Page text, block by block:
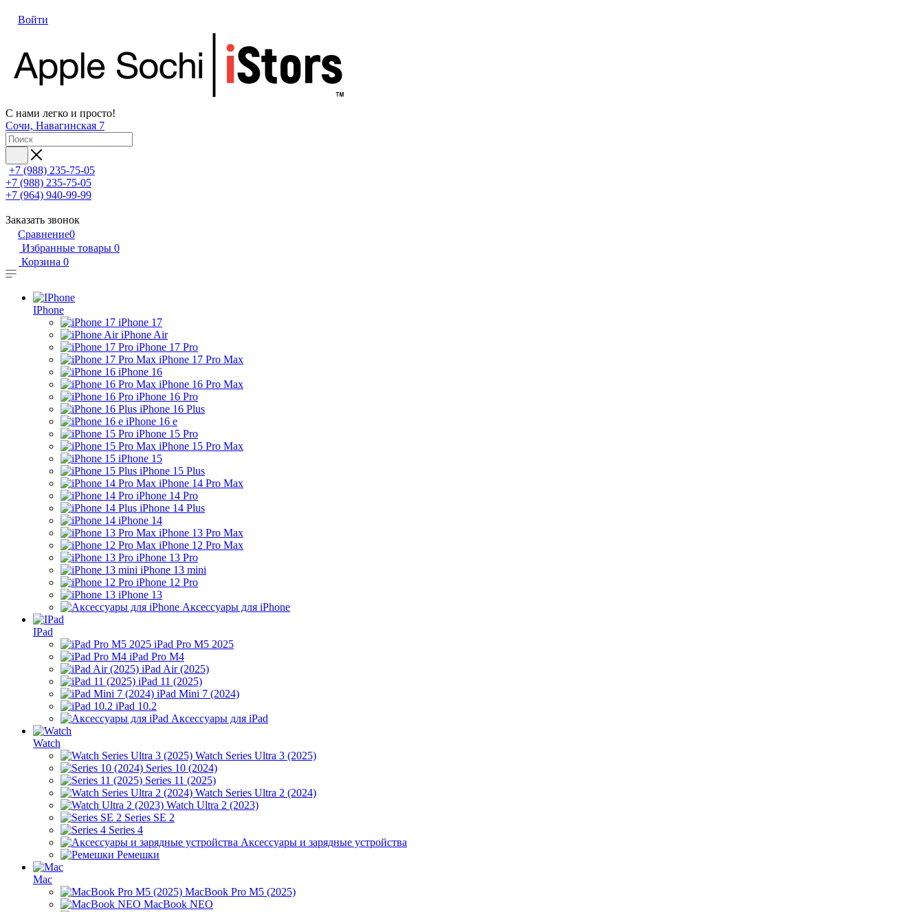
Войти
С нами легко и просто!
Сочи, Навагинская 7
+7 (988) 235-75-05
+7 (988) 235-75-05
+7 (964) 940-99-99
Заказать звонок
Сравнение0
Избранные товары 0
Корзина 0
IPhone
iPhone 17
iPhone Air
iPhone 17 Pro
iPhone 17 Pro Max
iPhone 16
iPhone 16 Pro Max
iPhone 16 Pro
iPhone 16 Plus
iPhone 16 e
iPhone 15 Pro
iPhone 15 Pro Max
iPhone 15
iPhone 15 Plus
iPhone 14 Pro Max
iPhone 14 Pro
iPhone 14 Plus
iPhone 14
iPhone 13 Pro Max
iPhone 12 Pro Max
iPhone 13 Pro
iPhone 13 mini
iPhone 12 Pro
iPhone 13
Аксессуары для iPhone
IPad
iPad Pro M5 2025
iPad Pro M4
iPad Air (2025)
iPad 11 (2025)
iPad Mini 7 (2024)
iPad 10.2
Аксессуары для iPad
Watch
Watch Series Ultra 3 (2025)
Series 10 (2024)
Series 11 (2025)
Watch Series Ultra 2 (2024)
Watch Ultra 2 (2023)
Series SE 2
Series 4
Аксессуары и зарядные устройства
Ремешки
Mac
MacBook Pro M5 (2025)
MacBook NEO